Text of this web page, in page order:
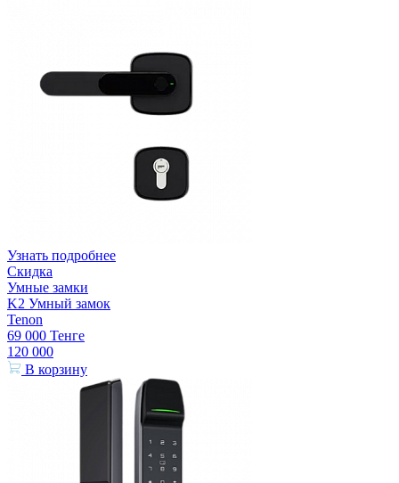
Узнать подробнее
Скидка
Умные замки
K2 Умный замок
Tenon
69 000 Тенге
120 000
В корзину